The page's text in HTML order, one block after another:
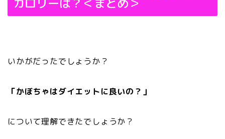
カロリーは？＜まとめ＞
いかがだったでしょうか？
「かぼちゃはダイエットに良いの？」
について理解できたでしょうか？